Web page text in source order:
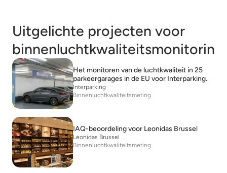
Uitgelichte projecten voor
binnenluchtkwaliteitsmonitoring
Het monitoren van de luchtkwaliteit in 25
parkeergarages in de EU voor Interparking.
Interparking
Binnenluchtkwaliteitsmeting
IAQ-beoordeling voor Leonidas Brussel
Leonidas Brussel
Binnenluchtkwaliteitsmeting